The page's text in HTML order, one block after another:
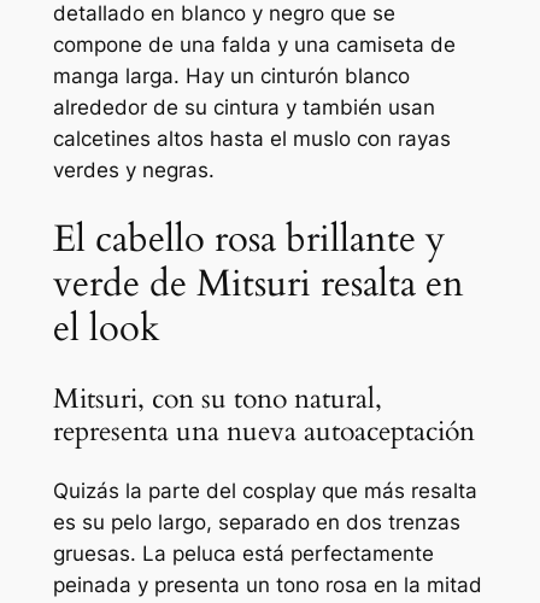
detallado en blanco y negro que se
compone de una falda y una camiseta de
manga larga. Hay un cinturón blanco
alrededor de su cintura y también usan
calcetines altos hasta el muslo con rayas
verdes y negras.
El cabello rosa brillante y
verde de Mitsuri resalta en
el look
Mitsuri, con su tono natural,
representa una nueva autoaceptación
Quizás la parte del cosplay que más resalta
es su pelo largo, separado en dos trenzas
gruesas. La peluca está perfectamente
peinada y presenta un tono rosa en la mitad